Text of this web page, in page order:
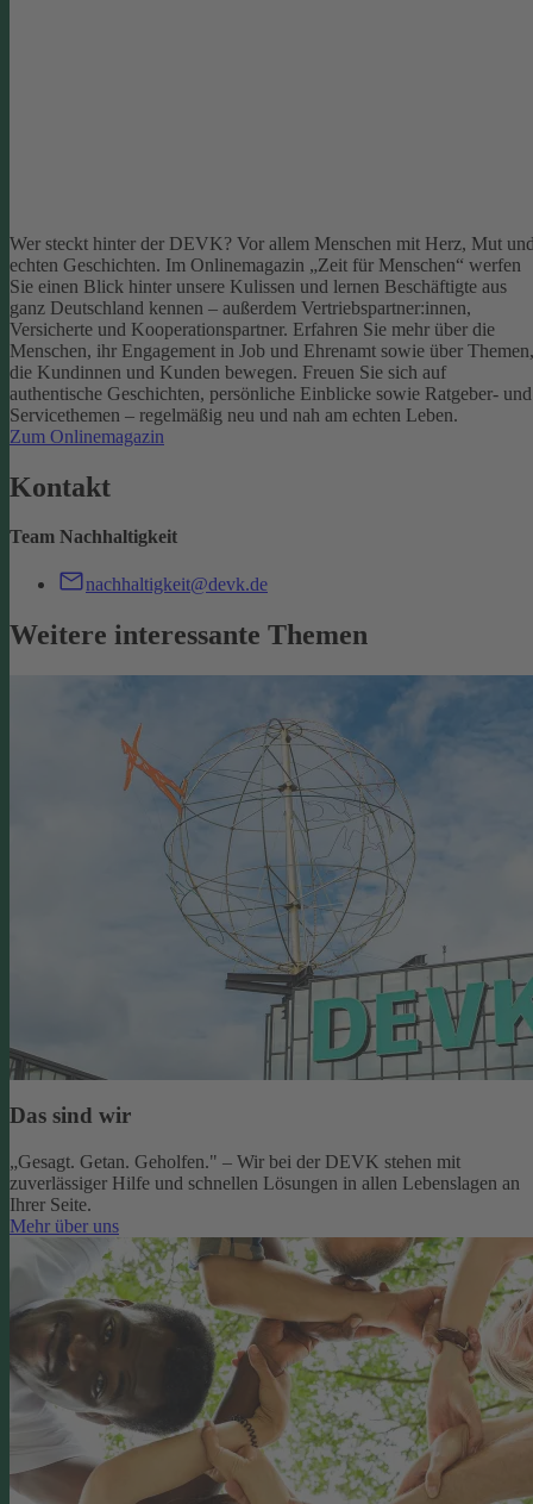
Wer steckt hinter der DEVK? Vor allem Menschen mit Herz, Mut
echten Geschichten. Im Onlinemagazin „Zeit für Menschen“ werfen
Sie einen Blick hinter unsere Kulissen und lernen Beschäftigte aus
ganz Deutschland kennen – außerdem Vertriebspartner:innen,
Versicherte und Kooperationspartner. Erfahren Sie mehr über die
Menschen, ihr Engagement in Job und Ehrenamt sowie über Themen,
die Kundinnen und Kunden bewegen. Freuen Sie sich auf
authentische Geschichten, persönliche Einblicke sowie Ratgeber- und
Servicethemen – regelmäßig neu und nah am echten Leben.
Zum Onlinemagazin
Kontakt
Team Nachhaltigkeit
nachhaltigkeit@devk.de
Weitere interessante Themen
Das sind wir
„Gesagt. Getan. Geholfen." – Wir bei der DEVK stehen mit
zuverlässiger Hilfe und schnellen Lösungen in allen Lebenslagen an
Ihrer Seite.
Mehr über uns